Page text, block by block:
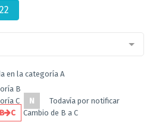
en la categoría A
B
C N
Todavía por notificar
B C
Cambio de B a C